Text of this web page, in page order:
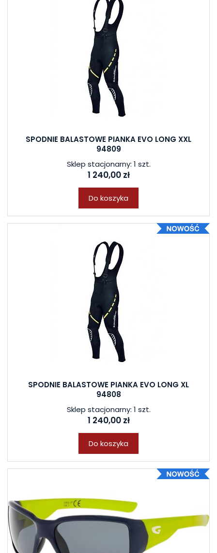
SPODNIE BALASTOWE PIANKA EVO LONG XXL
94809
Sklep stacjonarny: 1 szt.
1 240,00 zł
Do koszyka
SPODNIE BALASTOWE PIANKA EVO LONG XL
94808
Sklep stacjonarny: 1 szt.
1 240,00 zł
Do koszyka